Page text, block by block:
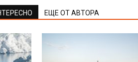
ЕЩЕ ОТ АВТОРА